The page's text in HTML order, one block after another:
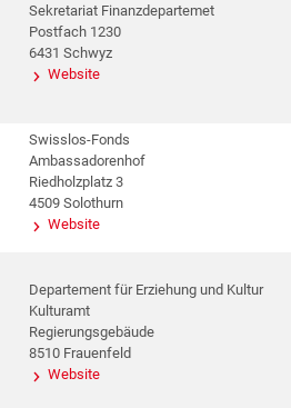
Sekretariat Finanzdepartemet
Postfach 1230
6431 Schwyz
Website
Swisslos-Fonds
Ambassadorenhof
Riedholzplatz 3
4509 Solothurn
Website
Departement für Erziehung und Kultur
Kulturamt
Regierungsgebäude
8510 Frauenfeld
Website